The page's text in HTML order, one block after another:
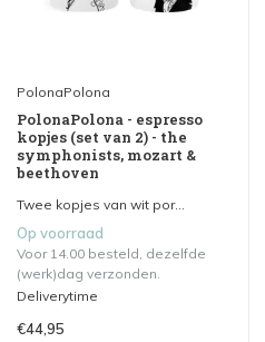
PolonaPolona
PolonaPolona - espresso
kopjes (set van 2) - the
symphonists, mozart &
beethoven
Twee kopjes van wit por...
Op voorraad
Voor 14.00 besteld, dezelfde
(werk)dag verzonden.
Deliverytime
€44,95